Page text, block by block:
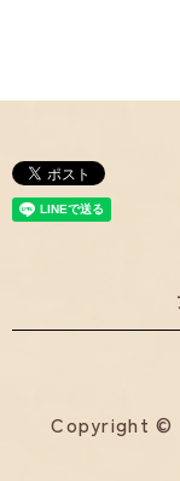
Copyright ©